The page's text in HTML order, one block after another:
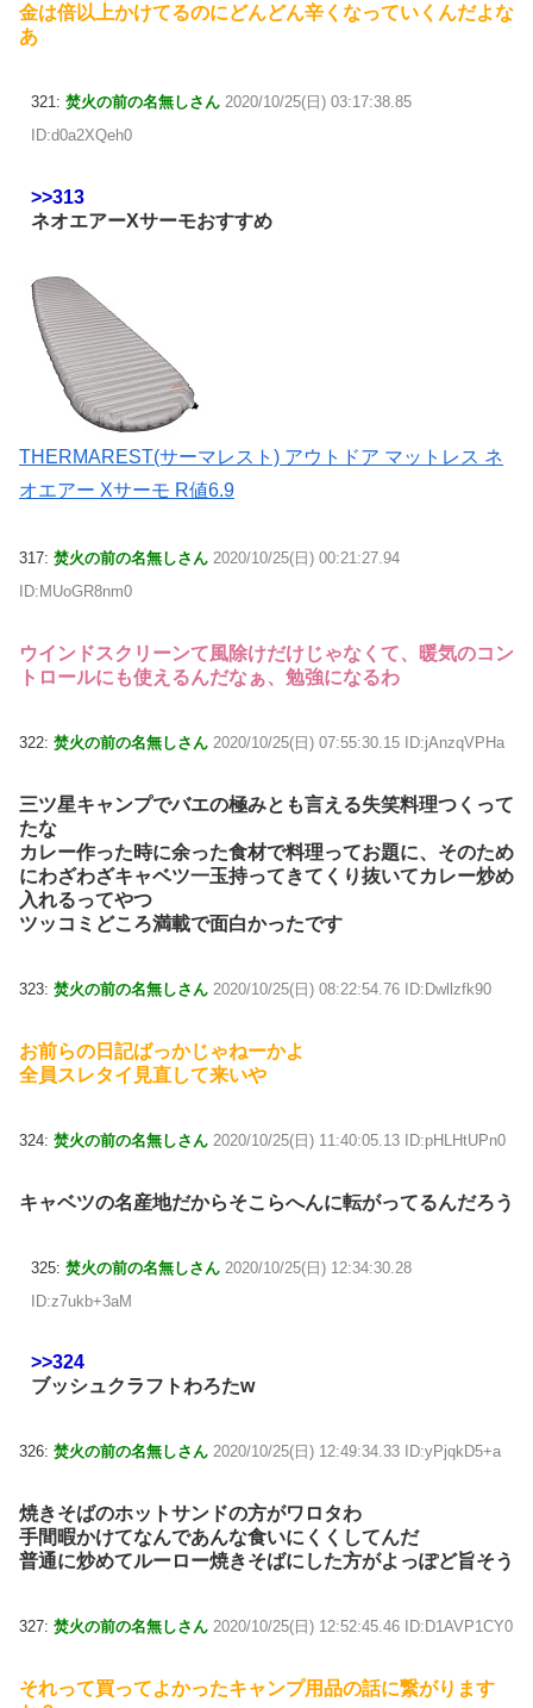
金は倍以上かけてるのにどんどん辛くなっていくんだよな
あ
321: 焚火の前の名無しさん 2020/10/25(日) 03:17:38.85
ID:d0a2XQeh0
>>313
ネオエアーXサーモおすすめ
THERMAREST(サーマレスト) アウトドア マットレス ネ
オエアー Xサーモ R値6.9
317: 焚火の前の名無しさん 2020/10/25(日) 00:21:27.94
ID:MUoGR8nm0
ウインドスクリーンて風除けだけじゃなくて、暖気のコン
トロールにも使えるんだなぁ、勉強になるわ
322: 焚火の前の名無しさん 2020/10/25(日) 07:55:30.15 ID:jAnzqVPHa
三ツ星キャンプでバエの極みとも言える失笑料理つくって
たな
カレー作った時に余った食材で料理ってお題に、そのため
にわざわざキャベツ一玉持ってきてくり抜いてカレー炒め
入れるってやつ
ツッコミどころ満載で面白かったです
323: 焚火の前の名無しさん 2020/10/25(日) 08:22:54.76 ID:Dwllzfk90
お前らの日記ばっかじゃねーかよ
全員スレタイ見直して来いや
324: 焚火の前の名無しさん 2020/10/25(日) 11:40:05.13 ID:pHLHtUPn0
キャベツの名産地だからそこらへんに転がってるんだろう
325: 焚火の前の名無しさん 2020/10/25(日) 12:34:30.28
ID:z7ukb+3aM
>>324
ブッシュクラフトわろたw
326: 焚火の前の名無しさん 2020/10/25(日) 12:49:34.33 ID:yPjqkD5+a
焼きそばのホットサンドの方がワロタわ
手間暇かけてなんであんな食いにくくしてんだ
普通に炒めてルーロー焼きそばにした方がよっぽど旨そう
327: 焚火の前の名無しさん 2020/10/25(日) 12:52:45.46 ID:D1AVP1CY0
それって買ってよかったキャンプ用品の話に繋がります